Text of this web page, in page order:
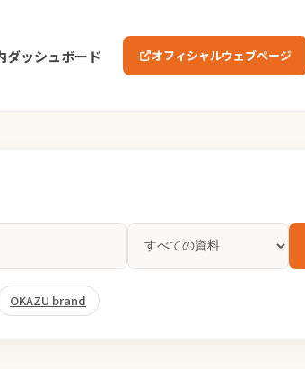
ダッシュボード オフィシャルウェブページ
OKAZU brand